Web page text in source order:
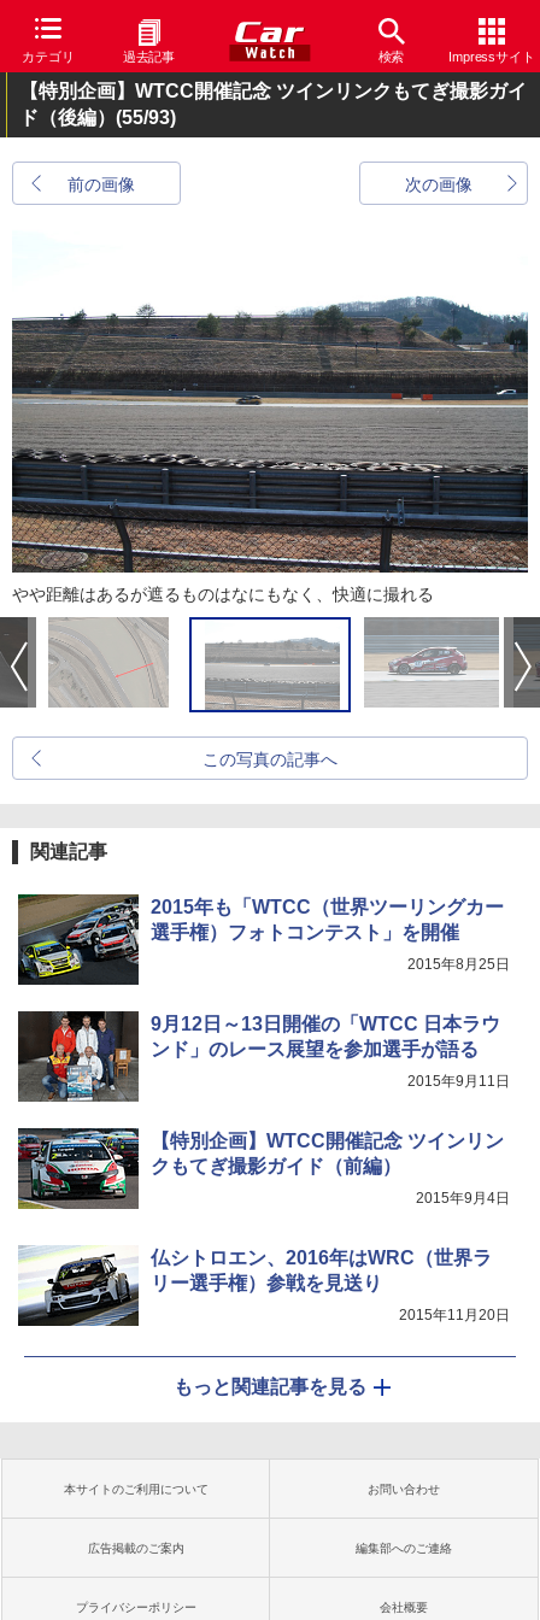
カテゴリ 過去記事 検索 Impressサイト
【特別企画】WTCC開催記念 ツインリンクもてぎ撮影ガイ
ド（後編） (55/93)
前の画像 次の画像
やや距離はあるが遮るものはなにもなく、快適に撮れる
この写真の記事へ
関連記事
2015年も「WTCC（世界ツーリングカー
選手権）フォトコンテスト」を開催
2015年8月25日
9月12日～13日開催の「WTCC 日本ラウ
ンド」のレース展望を参加選手が語る
2015年9月11日
【特別企画】WTCC開催記念 ツインリン
クもてぎ撮影ガイド（前編）
2015年9月4日
仏シトロエン、2016年はWRC（世界ラ
リー選手権）参戦を見送り
2015年11月20日
もっと関連記事を見る
本サイトのご利用について お問い合わせ
広告掲載のご案内 編集部へのご連絡
プライバシーポリシー 会社概要